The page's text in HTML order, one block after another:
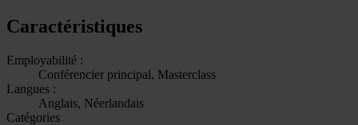
Caractéristiques
Employabilité :
Conférencier principal, Masterclass
Langues :
Anglais, Néerlandais
Catégories